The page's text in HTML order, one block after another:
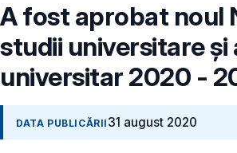
A fost aprobat noul
studii universitare
universitar 2020 -
DATA PUBLICĂRII 31 august 2020